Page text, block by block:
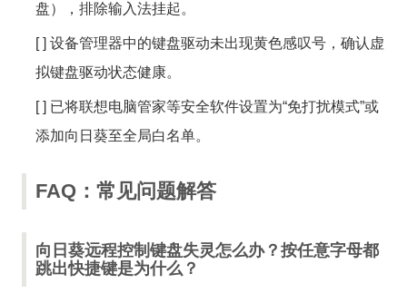
盘），排除输入法挂起。
[ ] 设备管理器中的键盘驱动未出现黄色感叹号，确认虚
拟键盘驱动状态健康。
[ ] 已将联想电脑管家等安全软件设置为“免打扰模式”或
添加向日葵至全局白名单。
FAQ：常见问题解答
向日葵远程控制键盘失灵怎么办？按任意字母都
跳出快捷键是为什么？